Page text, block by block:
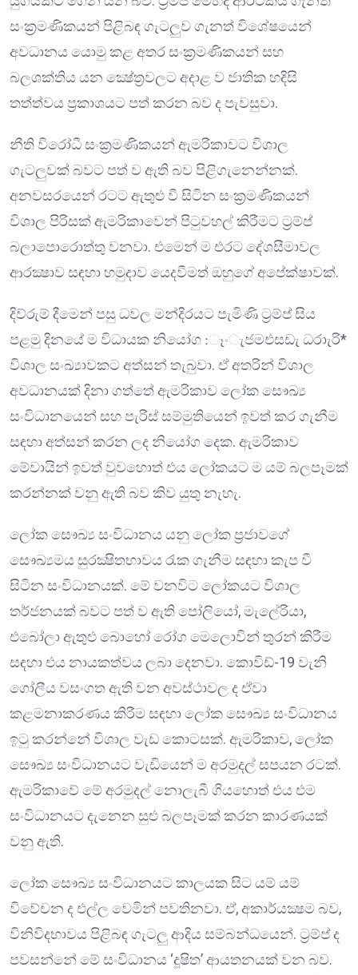
සංක්‍රමණිකයන් පිළිබඳ ගැටලුව ගැනත් විශේෂයෙන්
අවධානය යොමු කළ අතර සංක්‍රමණිකයන් සහ
බලශක්තිය යන ක්‍ෂේත්‍රවලට අදාළ ව ජාතික හදිසි
තත්ත්වය ප්‍රකාශයට පත් කරන බව ද පැවසුවා.
නීති විරෝධී සංක්‍රමණිකයන් ඇමරිකාවට විශාල
ගැටලුවක් බවට පත් ව ඇති බව පිළිගැනෙන්නක්.
අනවසරයෙන් රටට ඇතුළු වී සිටින සංක්‍රමණිකයන්
විශාල පිරිසක් ඇමරිකාවෙන් පිටුවහල් කිරීමට ට්‍රම්ප්
බලාපොරොත්තු වනවා. එමෙන් ම එරට දේශසීමාවල
ආරක්‍ෂාව සඳහා හමුදාව යෙදවීමත් ඔහුගේ අපේක්ෂාවක්.
දිව්රුම් දීමෙන් පසු ධවල මන්දිරයට පැමිණි ට්‍රම්ප් සිය
පළමු දිනයේ ම විධායක නියෝග :ෑංැජමඑසඩැ ධරාැරි*
විශාල සංඛ්‍යාවකට අත්සන් තැබුවා. ඒ අතරින් විශාල
අවධානයක් දිනා ගත්තේ ඇමරිකාව ලෝක සෞඛ්‍ය
සංවිධානයෙන් සහ පැරිස් සම්මුතියෙන් ඉවත් කර ගැනීම
සඳහා අත්සන් කරන ලද නියෝග දෙක. ඇමරිකාව
මේවායින් ඉවත් වුවහොත් එය ලෝකයට ම යම් බලපෑමක්
කරන්නක් වනු ඇති බව කිව යුතු නැහැ.
ලෝක සෞඛ්‍ය සංවිධානය යනු ලෝක ප්‍රජාවගේ
සෞඛ්‍යමය සුරක්‍ෂිතභාවය රැක ගැනීම සඳහා කැප වී
සිටින සංවිධානයක්. මේ වනවිට ලෝකයට විශාල
තර්ජනයක් බවට පත් ව ඇති පෝලියෝ, මැලේරියා,
එබෝලා ඇතුළු බොහෝ රෝග මෙලොවින් තුරන් කිරීම
සඳහා එය නායකත්වය ලබා දෙනවා. කොවිඩ්-19 වැනි
ගෝලීය වසංගත ඇති වන අවස්ථාවල ද ඒවා
කළමනාකරණය කිරීම සඳහා ලෝක සෞඛ්‍ය සංවිධානය
ඉටු කරන්නේ විශාල වැඩ කොටසක්. ඇමරිකාව, ලෝක
සෞඛ්‍ය සංවිධානයට වැඩියෙන් ම අරමුදල් සපයන රටක්.
ඇමරිකාවේ මේ අරමුදල් නොලැබී ගියහොත් එය එම
සංවිධානයට දැනෙන සුළු බලපෑමක් කරන කාරණයක්
වනු ඇති.
ලෝක සෞඛ්‍ය සංවිධානයට කාලයක සිට යම් යම්
විවේචන ද එල්ල වෙමින් පවතිනවා. ඒ, අකාර්යක්‍ෂම බව,
විනිවිදභාවය පිළිබඳ ගැටලු ආදිය සම්බන්ධයෙන්. ට්‍රම්ප් ද
පවසන්නේ මේ සංවිධානය ‘දූෂිත’ ආයතනයක් වන බව.